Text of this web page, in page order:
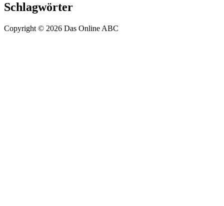
Schlagwörter
Copyright © 2026 Das Online ABC